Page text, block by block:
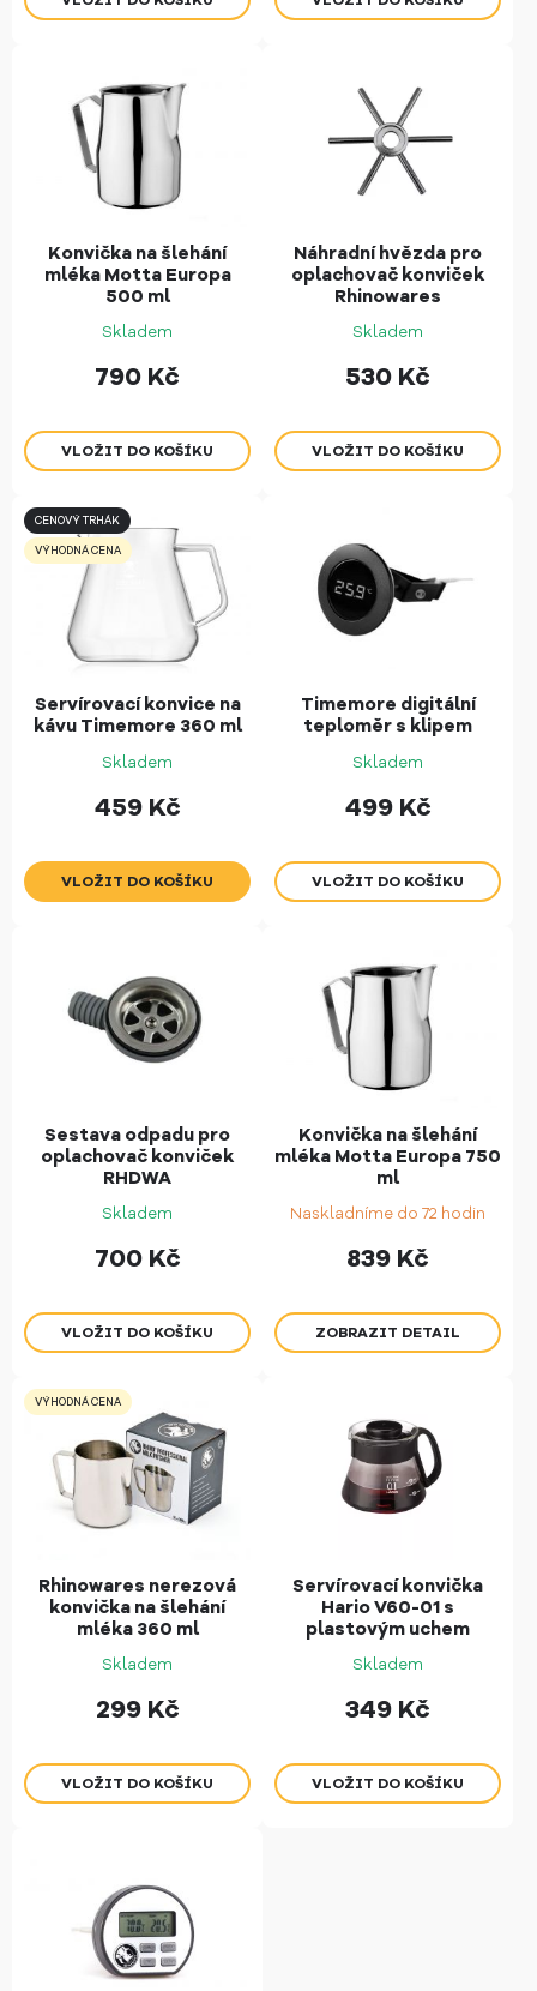
Konvička na šlehání
mléka Motta Europa
500 ml
Skladem
790 Kč
Náhradní hvězda pro
oplachovač konviček
Rhinowares
Skladem
530 Kč
CENOVÝ TRHÁK
VÝHODNÁ CENA
Servírovací konvice na
kávu Timemore 360 ml
Skladem
459 Kč
Timemore digitální
teploměr s klipem
Skladem
499 Kč
Sestava odpadu pro
oplachovač konviček
RHDWA
Skladem
700 Kč
Konvička na šlehání
mléka Motta Europa 750
ml
Naskladníme do 72 hodin
839 Kč
ZOBRAZIT DETAIL
VÝHODNÁ CENA
Rhinowares nerezová
konvička na šlehání
mléka 360 ml
Skladem
299 Kč
Servírovací konvička
Hario V60-01 s
plastovým uchem
Skladem
349 Kč